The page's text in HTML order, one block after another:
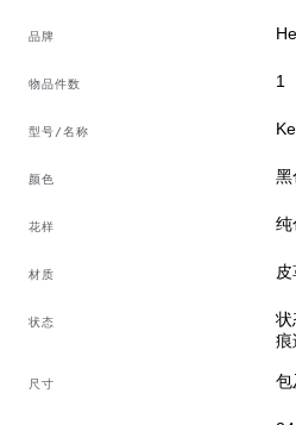
它属于那些懂得耐用物品价值
一只不追逐潮流，而是超越潮流
通用特征：
• 品牌：爱马仕
• 产地：法国
• 生产时期：1994
• 材质：皮革
• 状况：极好 – 皮面微小划痕
品牌
物品件数 1
型号/名称
颜色 黑
花样 纯
材质
状态
状
痕
尺寸 包